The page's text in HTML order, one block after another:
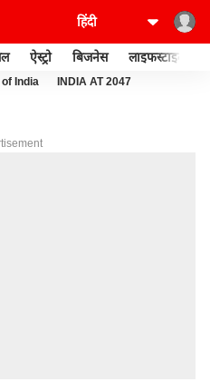
ऐस्ट्रो बिजनेस लाइफस्टाइल
of India INDIA AT 2047